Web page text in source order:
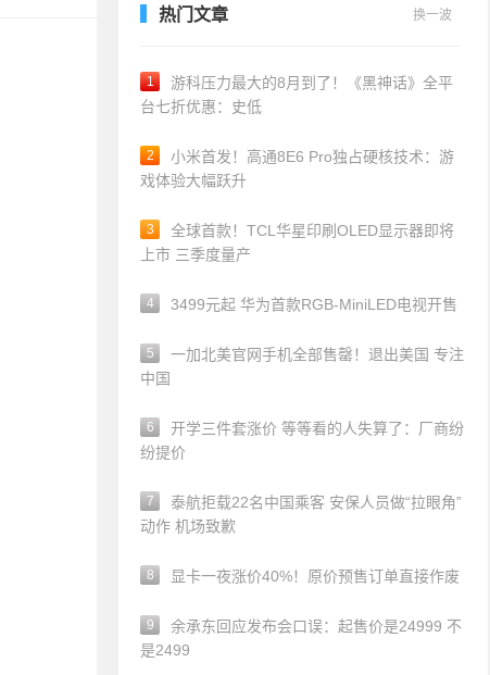
热门文章 换一波
1
游科压力最大的8月到了！《黑神话》全平
台七折优惠：史低
2
小米首发！高通8E6 Pro独占硬核技术：游
戏体验大幅跃升
3
全球首款！TCL华星印刷OLED显示器即将
上市 三季度量产
4 3499元起 华为首款RGB-MiniLED电视开售
5
一加北美官网手机全部售罄！退出美国 专注
中国
6
开学三件套涨价 等等看的人失算了：厂商纷
纷提价
7
泰航拒载22名中国乘客 安保人员做“拉眼角”
动作 机场致歉
8 显卡一夜涨价40%！原价预售订单直接作废
9
余承东回应发布会口误：起售价是24999 不
是2499